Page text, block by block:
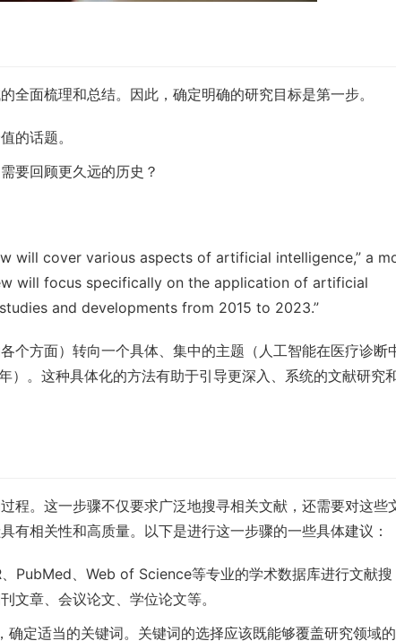
面梳理和总结。因此，确定明确的研究目标是第一步。
的话题。
要回顾更久远的历史？
will cover various aspects of artificial intelligence,” a
will focus specifically on the application of artificial
and developments from 2015 to 2023.”
个方面）转向一个具体、集中的主题（人工智能在医疗诊断
。这种具体化的方法有助于引导更深入、系统的文献研究
程。这一步骤不仅要求广泛地搜寻相关文献，还需要对这些
有相关性和高质量。以下是进行这一步骤的一些具体建议：
PubMed、Web of Science等专业的学术数据库进行文献搜
文章、会议论文、学位论文等。
确定适当的关键词。关键词的选择应该既能够覆盖研究领域